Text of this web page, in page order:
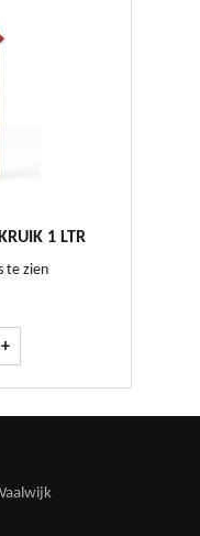
1 LTR
te zien
kruik 1 ltr aantal
+